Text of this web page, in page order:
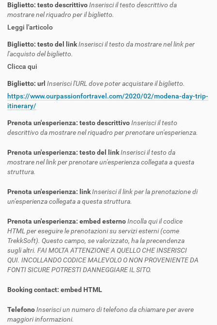
Biglietto: testo descrittivoInserisci il testo descrittivo da
mostrare nel riquadro per il biglietto.
Leggi l'articolo
Biglietto: testo del linkInserisci il testo da mostrare nel link per
l'acquisto del biglietto.
Clicca qui
Biglietto: url Inserisci l'URL dove poter acquistare il biglietto.
https://www.ourpassionfortravel.com/2020/02/modena-day-trip-
itinerary/
Prenota un'esperienza: testo descrittivoInserisci il testo
descrittivo da mostrare nel riquadro per prenotare un'esperienza.
Prenota un'esperienza: testo del linkInserisci il testo da
mostrare nel link per prenotare un'esperienza collegata a questa
struttura.
Prenota un'esperienza: linkInserisci il link per la prenotazione di
un'esperienza collegata a questa struttura.
Prenota un'esperienza: embed esternoIncolla qui il codice
HTML per eseguire le prenotazioni su servizi esterni (come
TrekkSoft). Questo campo, se valorizzato, ha la precendenza
sugli altri. FAI MOLTA ATTENZIONE A QUELLO CHE INSERISCI
QUI. INCOLLANDO CODICE MALEVOLO O NON PROVENIENTE DA
FONTI SICURE POTRESTI DANNEGGIARE IL SITO.
Booking contact: embed HTML
TelefonoInserisci un numero di telefono da chiamare per avere
maggiori informazioni.